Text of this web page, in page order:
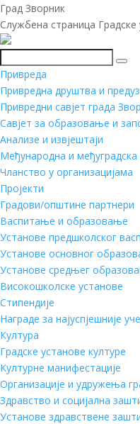
Град Зворник
Службена страница Градске
Привреда
Привредна друштва и
Привредни савјет града
Савјет за образовање и
Анализе и извјештаји
Међународна и
Чланство у организацијама
Пројекти
Градови/општине партнери
Васпитање и образовање
Установе предшколског
Установе основног
Установе средњег
Високошколске установе
Стипендије
Награде за најуспјешније
Култура
Градске установе културе
Културне манифестације
Организације и удружења
Здравство и социјална
Установе здравствене